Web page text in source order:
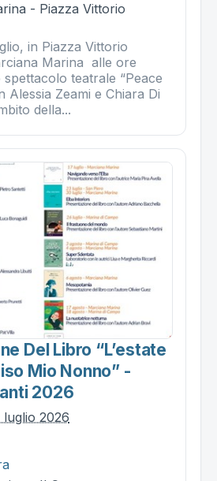
- Piazza Vittorio
in Piazza Vittorio
Marina alle ore
spettacolo teatrale “Peace
Alessia Zeami e Chiara Di
della...
Del Libro “l’estate
Mio Nonno” -
2026
luglio 2026